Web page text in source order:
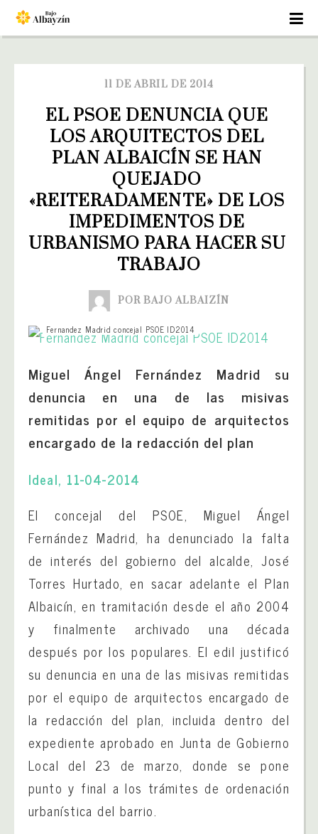
11 DE ABRIL DE 2014
EL PSOE DENUNCIA QUE
LOS ARQUITECTOS DEL
PLAN ALBAICÍN SE HAN
QUEJADO
«REITERADAMENTE» DE LOS
IMPEDIMENTOS DE
URBANISMO PARA HACER SU
TRABAJO
POR BAJO ALBAIZÍN
Fernandez Madrid concejal PSOE ID2014
Miguel Ángel Fernández Madrid su
denuncia en una de las misivas
remitidas por el equipo de arquitectos
encargado de la redacción del plan
Ideal, 11-04-2014
El concejal del PSOE, Miguel Ángel
Fernández Madrid, ha denunciado la falta
de interés del gobierno del alcalde, José
Torres Hurtado, en sacar adelante el Plan
Albaicín, en tramitación desde el año 2004
y finalmente archivado una década
después por los populares. El edil justificó
su denuncia en una de las misivas remitidas
por el equipo de arquitectos encargado de
la redacción del plan, incluida dentro del
expediente aprobado en Junta de Gobierno
Local del 23 de marzo, donde se pone
punto y final a los trámites de ordenación
urbanística del barrio.